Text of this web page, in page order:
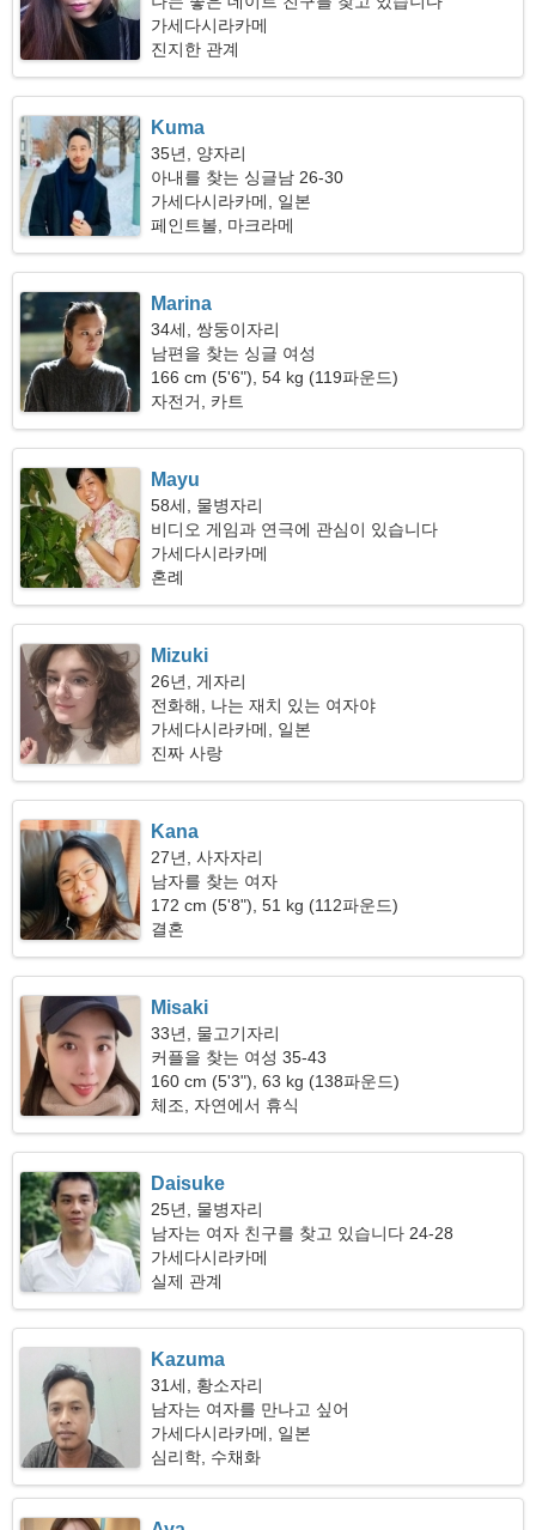
가세다시라카메
진지한 관계
Kuma
35년, 양자리
아내를 찾는 싱글남 26-30
가세다시라카메, 일본
페인트볼, 마크라메
Marina
34세, 쌍둥이자리
남편을 찾는 싱글 여성
166 cm (5'6"), 54 kg (119파운드)
자전거, 카트
Mayu
58세, 물병자리
비디오 게임과 연극에 관심이 있습니다
가세다시라카메
혼례
Mizuki
26년, 게자리
전화해, 나는 재치 있는 여자야
가세다시라카메, 일본
진짜 사랑
Kana
27년, 사자자리
남자를 찾는 여자
172 cm (5'8"), 51 kg (112파운드)
결혼
Misaki
33년, 물고기자리
커플을 찾는 여성 35-43
160 cm (5'3"), 63 kg (138파운드)
체조, 자연에서 휴식
Daisuke
25년, 물병자리
남자는 여자 친구를 찾고 있습니다 24-28
가세다시라카메
실제 관계
Kazuma
31세, 황소자리
남자는 여자를 만나고 싶어
가세다시라카메, 일본
심리학, 수채화